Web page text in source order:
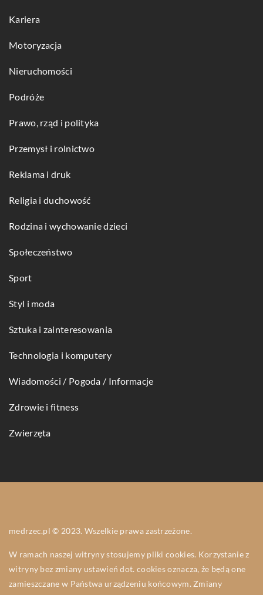
Kariera
Motoryzacja
Nieruchomości
Podróże
Prawo, rząd i polityka
Przemysł i rolnictwo
Reklama i druk
Religia i duchowość
Rodzina i wychowanie dzieci
Społeczeństwo
Sport
Styl i moda
Sztuka i zainteresowania
Technologia i komputery
Wiadomości / Pogoda / Informacje
Zdrowie i fitness
Zwierzęta
medrzec.pl © 2023. Wszelkie prawa zastrzeżone.
W ramach naszej witryny stosujemy pliki cookies. Korzystanie z
witryny bez zmiany ustawień dot. cookies oznacza, że będą one
zamieszczane w Państwa urządzeniu końcowym. Zmiany